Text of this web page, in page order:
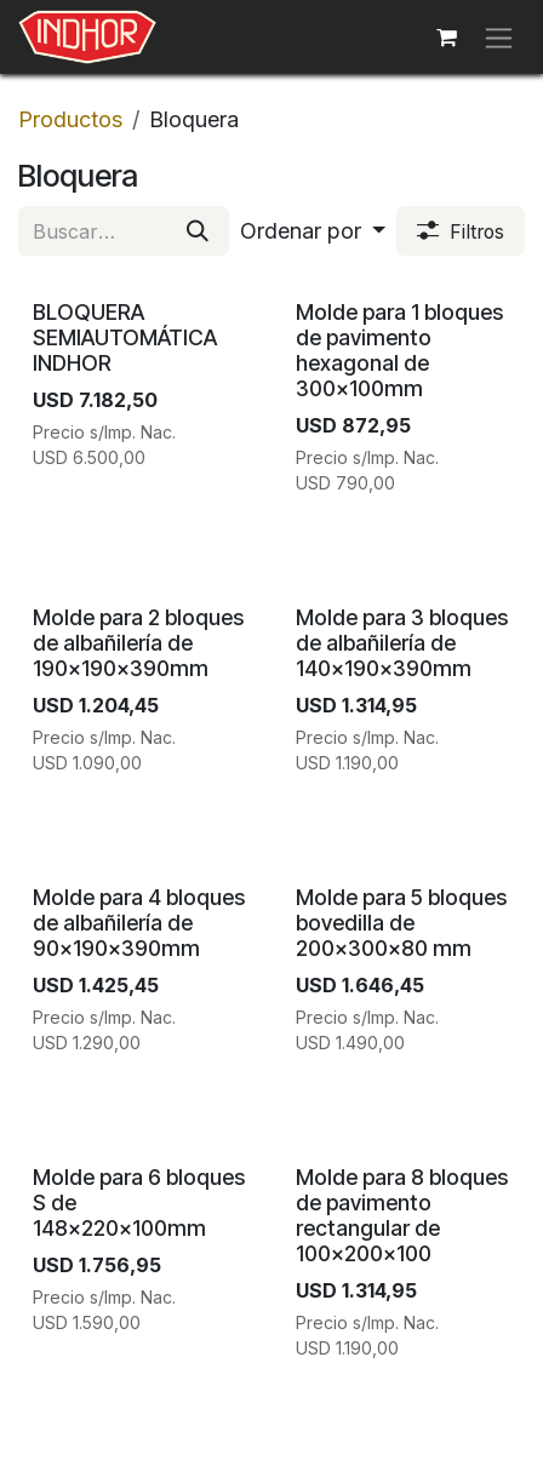
Ir al contenido
Productos Bloquera
Bloquera
Ordenar por Filtros
BLOQUERA
SEMIAUTOMÁTICA
INDHOR
USD 7.182,50
Precio s/Imp. Nac.
USD 6.500,00
Molde para 1 bloques
de pavimento
hexagonal de
300x100mm
USD 872,95
Precio s/Imp. Nac.
USD 790,00
Molde para 2 bloques
de albañilería de
190x190x390mm
USD 1.204,45
Precio s/Imp. Nac.
USD 1.090,00
Molde para 3 bloques
de albañilería de
140x190x390mm
USD 1.314,95
Precio s/Imp. Nac.
USD 1.190,00
Molde para 4 bloques
de albañilería de
90x190x390mm
USD 1.425,45
Precio s/Imp. Nac.
USD 1.290,00
Molde para 5 bloques
bovedilla de
200x300x80 mm
USD 1.646,45
Precio s/Imp. Nac.
USD 1.490,00
Molde para 6 bloques
S de
148x220x100mm
USD 1.756,95
Precio s/Imp. Nac.
USD 1.590,00
Molde para 8 bloques
de pavimento
rectangular de
100x200x100
USD 1.314,95
Precio s/Imp. Nac.
USD 1.190,00